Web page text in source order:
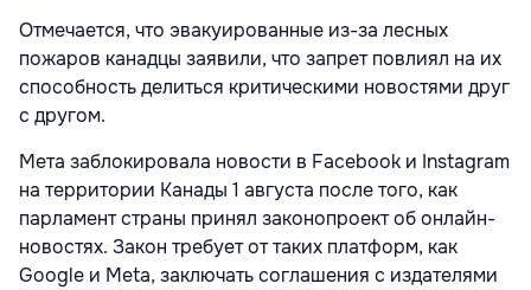
Отмечается, что эвакуированные из-за лесных
пожаров канадцы заявили, что запрет повлиял на их
способность делиться критическими новостями друг
с другом.
Мета заблокировала новости в Facebook и Instagram
на территории Канады 1 августа после того, как
парламент страны принял законопроект об онлайн-
новостях. Закон требует от таких платформ, как
Google и Meta, заключать соглашения с издателями